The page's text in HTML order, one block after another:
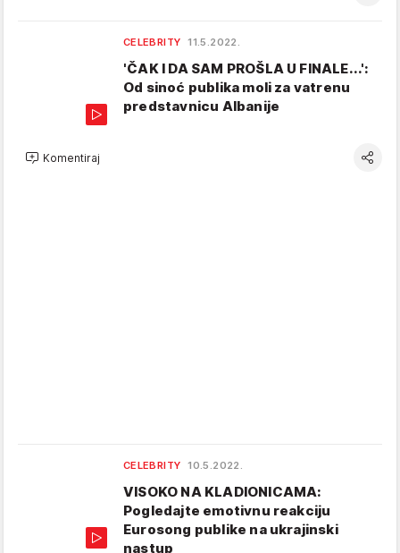
CELEBRITY 11.5.2022.
'ČAK I DA SAM PROŠLA U FINALE...':
Od sinoć publika moli za vatrenu
predstavnicu Albanije
Komentiraj
CELEBRITY 10.5.2022.
VISOKO NA KLADIONICAMA:
Pogledajte emotivnu reakciju
Eurosong publike na ukrajinski
nastup